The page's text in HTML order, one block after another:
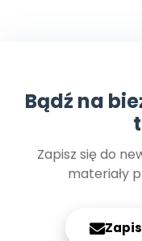
Bądź na
Zapisz się do
materiały